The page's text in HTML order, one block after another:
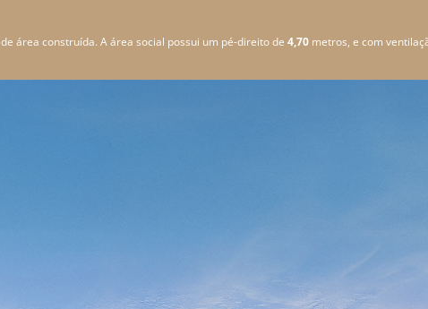
de área construída. A área social possui um pé-direito de 4,70 metros, e com